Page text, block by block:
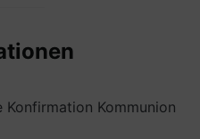
Konfirmation Kommunion